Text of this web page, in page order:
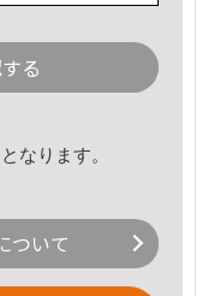
る
なります。
ついて